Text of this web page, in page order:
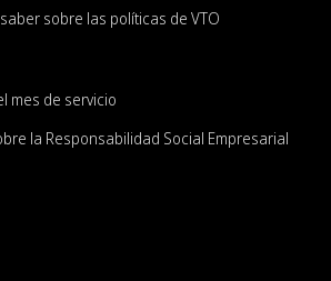
sobre las políticas de VTO
mes de servicio
la Responsabilidad Social Empresarial